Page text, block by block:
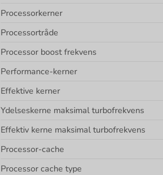
Processorkerner
Processortråde
Processor boost frekvens
Performance-kerner
Effektive kerner
Ydelseskerne maksimal turbofrekvens
Effektiv kerne maksimal turbofrekvens
Processor-cache
Processor cache type